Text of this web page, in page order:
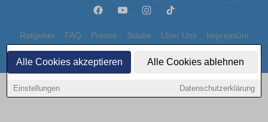
Alle Cookies akzeptieren Alle Cookies ablehnen
Einstellungen Datenschutzerklärung
Ratgeber FAQ Presse Städte Über Uns Impressum
Datenschutz Cookies
Copyright © 2000 - 2026 | 1A Infosysteme GmbH | Content by: 1a-sites-autos